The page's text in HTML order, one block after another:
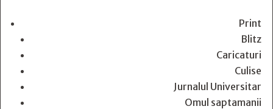
Print
Blitz
Caricaturi
Culise
Jurnalul Universitar
Omul saptamanii